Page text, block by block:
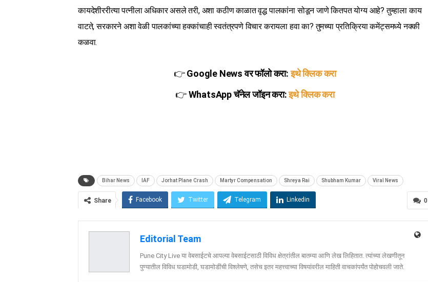
कायदेशीररीत्या पत्नीला अधिकार असले तरी, अशा कठीण काळात वृद्ध पालकांना सोडून जाणे कितपत योग्य आहे? तुम्हाला काय
वाटते, सरकारने अशा वेळी पालकांच्या हक्कांचाही स्वतंत्रपणे विचार करायला हवा का? तुमच्या प्रतिक्रिया कमेंट्समध्ये नक्की
कळवा.
👉Google News वर फॉलो करा: इथे क्लिक करा
👉WhatsApp चॅनेल जॉइन करा: इथे क्लिक करा
Bihar News IAF Jorhat Plane Crash Martyr Compensation Shreya Rai Shubham Kumar Viral News
0
Share Facebook Twitter Telegram Linkedin
Editorial Team
Pune City Live या वेबसाईटचे आपल्या वेबसाईटसाठी विविध क्षेत्रांतील बातम्या आणि लेख लिहितात. त्यांच्या लेखणीतून
पुण्यातील विविध घडामोडी, घडामोडींची विश्लेषणे, तसेच इतर महत्त्वाच्या विषयांवरील माहिती वाचकांपर्यंत पोहोचवली जाते.